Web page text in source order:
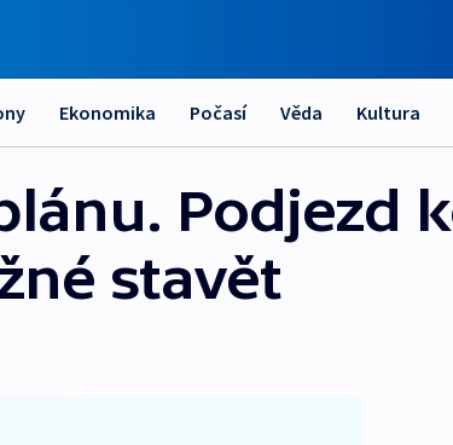
Ekonomika Počasí Věda Kultura
Podjezd
stavět